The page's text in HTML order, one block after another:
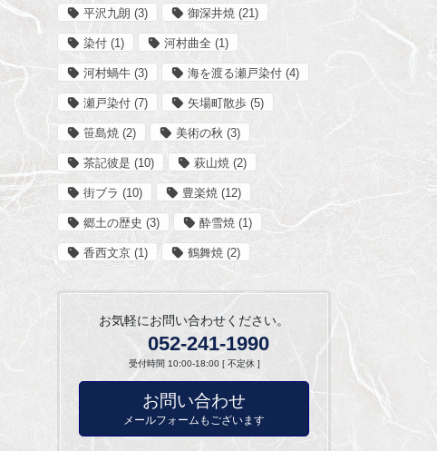
平沢九朗 (3) 御深井焼 (21)
染付 (1) 河村曲全 (1)
河村蝸牛 (3) 海を渡る瀬戸染付 (4)
瀬戸染付 (7) 矢場町散歩 (5)
笹島焼 (2) 美術の秋 (3)
茶記彼是 (10) 萩山焼 (2)
街ブラ (10) 豊楽焼 (12)
郷土の歴史 (3) 酔雪焼 (1)
香西文京 (1) 鶴舞焼 (2)
お気軽にお問い合わせください。
052-241-1990
受付時間 10:00-18:00 [ 不定休 ]
お問い合わせ
メールフォームもございます